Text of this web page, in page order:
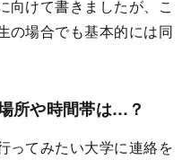
けて書きましたが、こ
の場合でも基本的には同
所や時間帯は…？
ってみたい大学に連絡を